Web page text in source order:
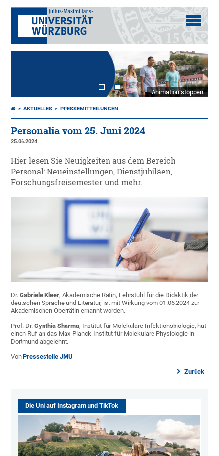
Animation stoppen
AKTUELLES PRESSEMITTEILUNGEN
Personalia vom 25. Juni 2024
25.06.2024
Hier lesen Sie Neuigkeiten aus dem Bereich
Personal: Neueinstellungen, Dienstjubiläen,
Forschungsfreisemester und mehr.
Dr.Gabriele Kleer, Akademische Rätin, Lehrstuhl für die Didaktik der
deutschen Sprache und Literatur, ist mit Wirkung vom 01.06.2024 zur
Akademischen Oberrätin ernannt worden.
Prof. Dr.Cynthia Sharma, Institut für Molekulare Infektionsbiologie, hat
einen Ruf an das Max-Planck-Institut für Molekulare Physiologie in
Dortmund abgelehnt.
VonPressestelle JMU
Zurück
Die Uni auf Instagram und TikTok